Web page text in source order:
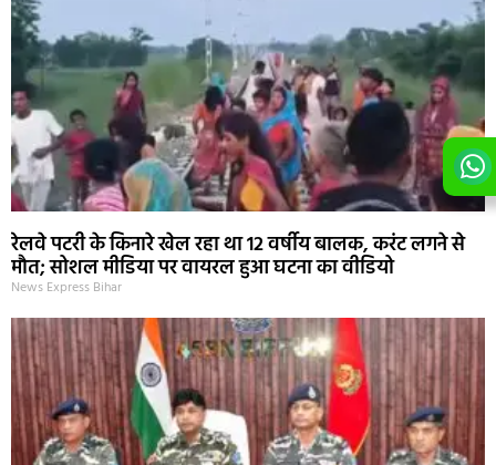
रेलवे पटरी के किनारे खेल रहा था 12 वर्षीय बालक, करंट लगने से
मौत; सोशल मीडिया पर वायरल हुआ घटना का वीडियो
News Express Bihar